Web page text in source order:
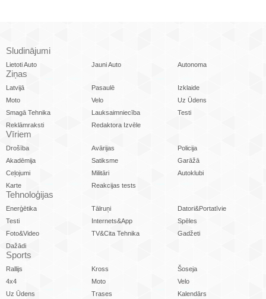
Sludinājumi
Lietoti Auto Jauni Auto Autonoma
Ziņas
Latvijā Pasaulē
Izklaide
Moto
Velo
Uz Ūdens
Smagā Tehnika
Lauksaimniecība
Testi
Reklāmraksti
Redaktora Izvēle
Vīriem
Drošība Avārijas
Policija
Akadēmija
Satiksme
Garāžā
Ceļojumi
Militāri
Autoklubi
Karte
Reakcijas tests
Tehnoloģijas
Enerģētika Tālruņi
Datori&Portatīvie
Testi
Internets&App
Spēles
Foto&Video
TV&Cita Tehnika
Gadžeti
Dažādi
Sports
Rallijs Kross
Šoseja
4x4
Moto
Velo
Uz Ūdens
Trases Kalendārs